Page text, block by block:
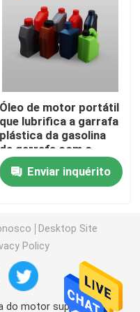
aperto
roupa
garrafas
Óleo de motor portátil
que lubrifica a garrafa
plástica da gasolina
da garrafa com o
tampão
Enviar inquérito
Desktop Site
Policy
do motor supplier.